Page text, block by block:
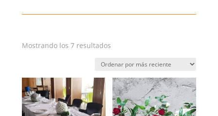
Mostrando los 7 resultadosOrdenado
los
últimos